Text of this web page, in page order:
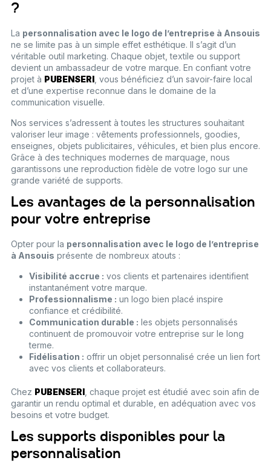
?
La personnalisation avec le logo de l’entreprise à Ansouis
ne se limite pas à un simple effet esthétique. Il s’agit d’un
véritable outil marketing. Chaque objet, textile ou support
devient un ambassadeur de votre marque. En confiant votre
projet à PUBENSERI, vous bénéficiez d’un savoir-faire local
et d’une expertise reconnue dans le domaine de la
communication visuelle.
Nos services s’adressent à toutes les structures souhaitant
valoriser leur image : vêtements professionnels, goodies,
enseignes, objets publicitaires, véhicules, et bien plus encore.
Grâce à des techniques modernes de marquage, nous
garantissons une reproduction fidèle de votre logo sur une
grande variété de supports.
Les avantages de la personnalisation
pour votre entreprise
Opter pour la personnalisation avec le logo de l’entreprise
à Ansouis présente de nombreux atouts :
Visibilité accrue : vos clients et partenaires identifient
instantanément votre marque.
Professionnalisme : un logo bien placé inspire
confiance et crédibilité.
Communication durable : les objets personnalisés
continuent de promouvoir votre entreprise sur le long
terme.
Fidélisation : offrir un objet personnalisé crée un lien fort
avec vos clients et collaborateurs.
Chez PUBENSERI, chaque projet est étudié avec soin afin de
garantir un rendu optimal et durable, en adéquation avec vos
besoins et votre budget.
Les supports disponibles pour la
personnalisation